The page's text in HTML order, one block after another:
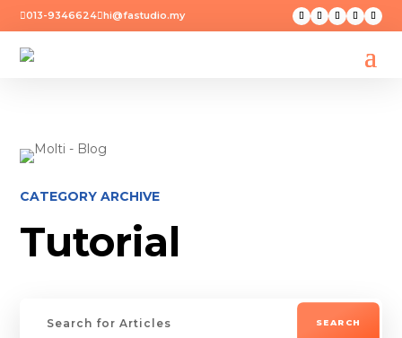
013-9346624hi@fastudio.my
CATEGORY ARCHIVE
Tutorial